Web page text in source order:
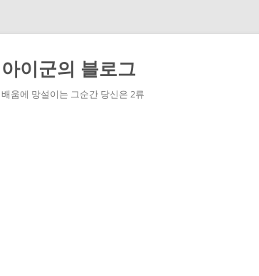
Skip
content
아이군의 블로그
배움에 망설이는 그순간 당신은 2류